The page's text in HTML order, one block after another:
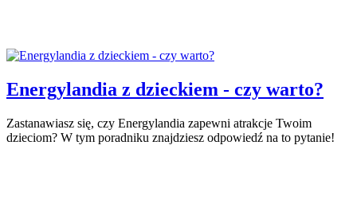
Energylandia z dzieckiem - czy warto?
Zastanawiasz się, czy Energylandia zapewni atrakcje Twoim
dzieciom? W tym poradniku znajdziesz odpowiedź na to pytanie!